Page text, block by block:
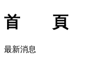
首 頁
最新消息